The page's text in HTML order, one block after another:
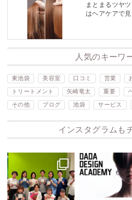
まとまるツヤ
はヘアケアで
人気のキーワ
東池袋 美容室 口コミ 営業
トリートメント
矢崎竜太 重要
その他
ブログ 池袋 サービス
インスタグラムも